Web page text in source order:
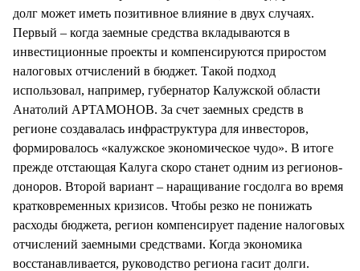
долг может иметь позитивное влияние в двух случаях.
Первый – когда заемные средства вкладываются в
инвестиционные проекты и компенсируются приростом
налоговых отчислений в бюджет. Такой подход
использовал, например, губернатор Калужской области
Анатолий АРТАМОНОВ. За счет заемных средств в
регионе создавалась инфраструктура для инвесторов,
формировалось «калужское экономическое чудо». В итоге
прежде отстающая Калуга скоро станет одним из регионов-
доноров. Второй вариант – наращивание госдолга во время
кратковременных кризисов. Чтобы резко не понижать
расходы бюджета, регион компенсирует падение налоговых
отчислений заемными средствами. Когда экономика
восстанавливается, руководство региона гасит долги.